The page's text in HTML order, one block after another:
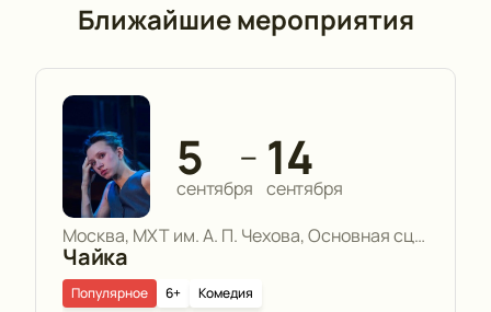
Ближайшие мероприятия
5
сентября
— 14
сентября
Москва, МХТ им. А. П. Чехова, Основная сцена
Чайка
6+ Комедия
Популярное